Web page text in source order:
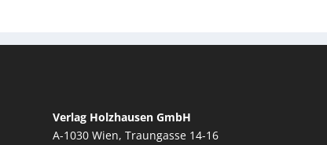
Verlag Holzhausen GmbH
A-1030 Wien, Traungasse 14-16